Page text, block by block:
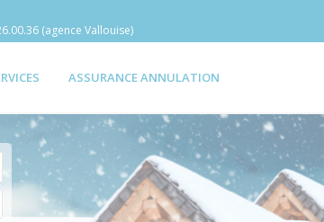
(agence Vallouise)
ASSURANCE ANNULATION